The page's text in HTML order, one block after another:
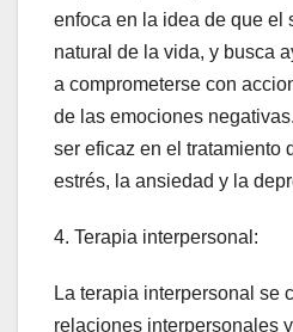
enfoca en la idea de que el
natural de la vida, y busca
a comprometerse con
de las emociones
ser eficaz en el tratamiento
estrés, la ansiedad y la
4. Terapia interpersonal:
La terapia interpersonal se
relaciones interpersonales